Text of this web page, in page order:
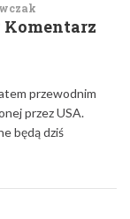
Komentarz
przewodnim
przez USA.
będą dziś